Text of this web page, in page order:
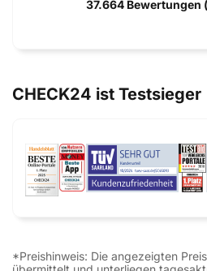
37.664 Bewertungen
CHECK24 ist Testsieger
*Preishinweis: Die angezeigten